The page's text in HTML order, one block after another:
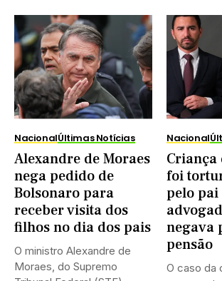
NacionalÚltimas Notícias
Alexandre de Moraes
nega pedido de
Bolsonaro para
receber visita dos
filhos no dia dos pais
O ministro Alexandre de
Moraes, do Supremo
Nacional
Criança
foi
pelo pai
negava
pensão
O caso da